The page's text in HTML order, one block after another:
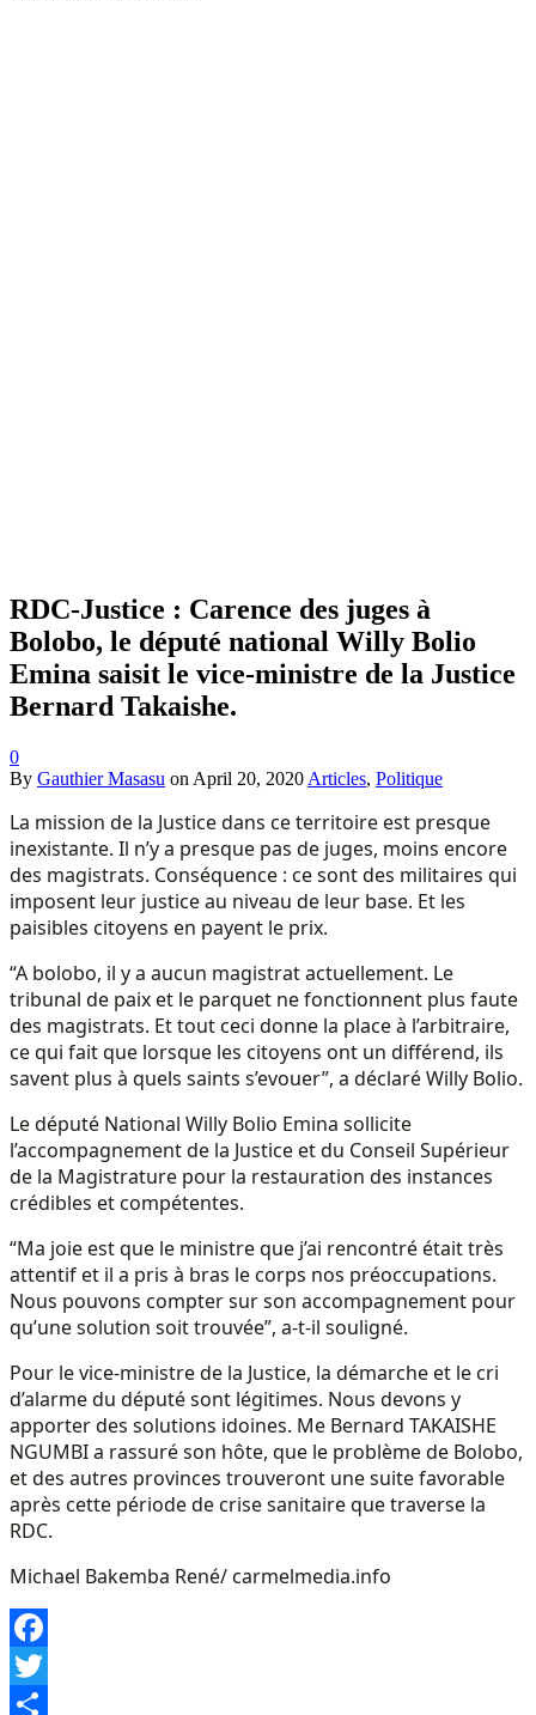
RDC-Justice : Carence des juges à
Bolobo, le député national Willy Bolio
Emina saisit le vice-ministre de la Justice
Bernard Takaishe.
0
By Gauthier Masasu on April 20, 2020 Articles, Politique
La mission de la Justice dans ce territoire est presque
inexistante. Il n’y a presque pas de juges, moins encore
des magistrats. Conséquence : ce sont des militaires qui
imposent leur justice au niveau de leur base. Et les
paisibles citoyens en payent le prix.
“A bolobo, il y a aucun magistrat actuellement. Le
tribunal de paix et le parquet ne fonctionnent plus faute
des magistrats. Et tout ceci donne la place à l’arbitraire,
ce qui fait que lorsque les citoyens ont un différend, ils
savent plus à quels saints s’evouer”, a déclaré Willy Bolio.
Le député National Willy Bolio Emina sollicite
l’accompagnement de la Justice et du Conseil Supérieur
de la Magistrature pour la restauration des instances
crédibles et compétentes.
“Ma joie est que le ministre que j’ai rencontré était très
attentif et il a pris à bras le corps nos préoccupations.
Nous pouvons compter sur son accompagnement pour
qu’une solution soit trouvée”, a-t-il souligné.
Pour le vice-ministre de la Justice, la démarche et le cri
d’alarme du député sont légitimes. Nous devons y
apporter des solutions idoines. Me Bernard TAKAISHE
NGUMBI a rassuré son hôte, que le problème de Bolobo,
et des autres provinces trouveront une suite favorable
après cette période de crise sanitaire que traverse la
RDC.
Michael Bakemba René/ carmelmedia.info
Facebook
Twitter